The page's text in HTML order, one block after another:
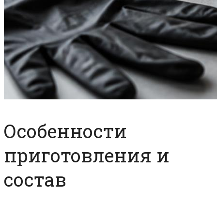
Особенности
приготовления и
состав